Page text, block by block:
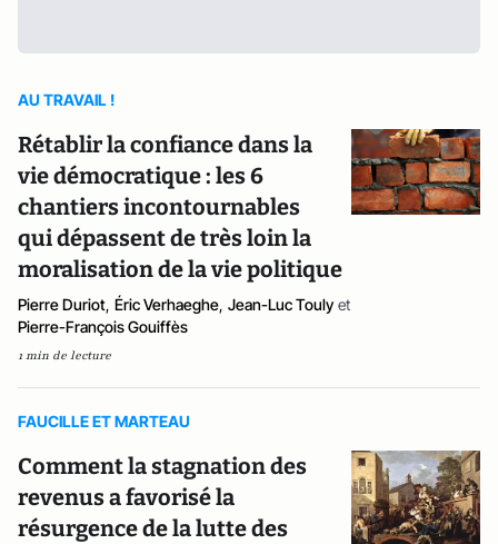
AU TRAVAIL !
Rétablir la confiance dans la
vie démocratique : les 6
chantiers incontournables
qui dépassent de très loin la
moralisation de la vie politique
Pierre Duriot, Éric Verhaeghe, Jean-Luc Touly et
Pierre-François Gouiffès
1 min de lecture
FAUCILLE ET MARTEAU
Comment la stagnation des
revenus a favorisé la
résurgence de la lutte des